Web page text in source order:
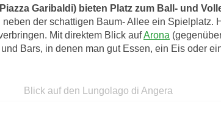
Garibaldi) bieten Platz zum Ball- und
der schattigen Baum- Allee ein Spielplatz.
Mit direktem Blick aufArona
Bars, in denen man gut Essen, ein Eis oder
Blick auf den Lungolago di Angera